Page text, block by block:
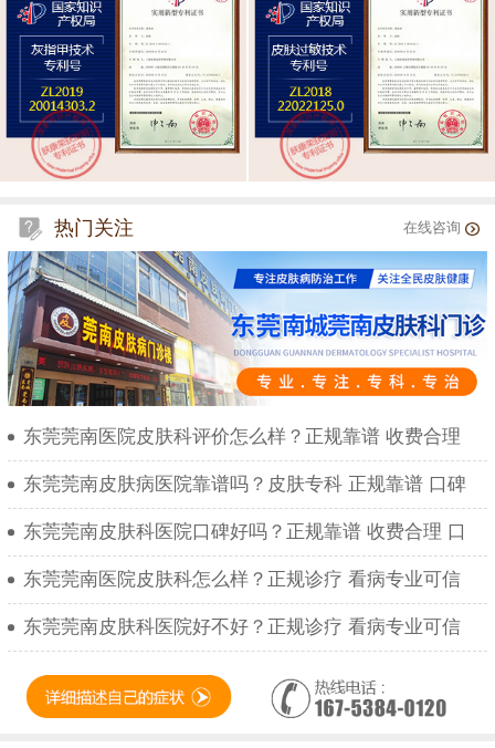
热门关注 在线咨询
东莞莞南医院皮肤科评价怎么样？正规靠谱 收费合理
东莞莞南皮肤病医院靠谱吗？皮肤专科 正规靠谱 口碑
东莞莞南皮肤科医院口碑好吗？正规靠谱 收费合理 口
东莞莞南医院皮肤科怎么样？正规诊疗 看病专业可信
东莞莞南皮肤科医院好不好？正规诊疗 看病专业可信